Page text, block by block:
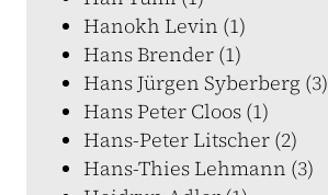
Hanokh Levin (1)
Hans Brender (1)
Hans Jürgen Syberberg (3)
Hans Peter Cloos (1)
Hans-Peter Litscher (2)
Hans-Thies Lehmann (3)